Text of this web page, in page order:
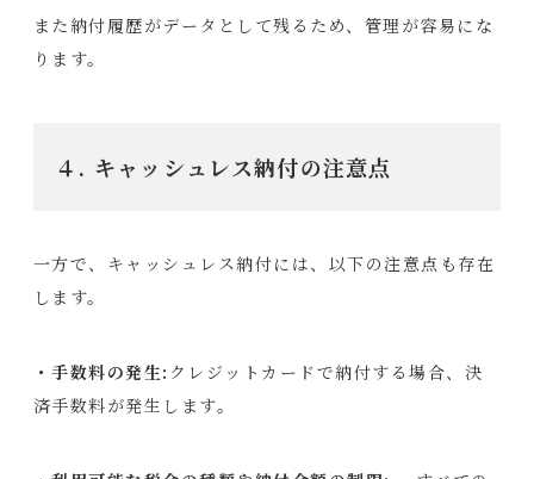
また納付履歴がデータとして残るため、管理が容易にな
ります。
４ . キャッシュレス納付の注意点
一方で、キャッシュレス納付には、以下の注意点も存在
します。
・手数料の発生: クレジットカードで納付する場合、決
済手数料が発生します。